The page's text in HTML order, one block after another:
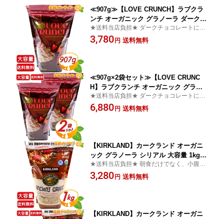
≪907g≫【LOVE CRUNCH】ラブクラ
ンチ オーガニック グラノーラ ダークチ
ョコレート＆レッドベリー 大容量 有機
グラノーラ シリアル 有機 グラノラ オ
★送料当店負担★ ダークチョコレートに、
甘酸っぱい有機ストロベリーの組み合わせ
が美味しい♪
3,780 円 送料無料
≪907g×2袋セット≫【LOVE CRUNC
H】ラブクランチ オーガニック グラノ
ーラ ダークチョコレート＆レッドベリ
ー 大容量 有機 グラノーラ シリアル 有
★送料当店負担★ ダークチョコレートに、
甘酸っぱい有機ストロベリーの組み合わせ
が美味しい♪
6,880 円 送料無料
【KIRKLAND】カークランド オーガニ
ック グラノーラ シリアル 大容量 1kg /
1000g 有機 グラノーラ プロバイオティ
ック グラノーラ アーモンド入り オーツ
★送料当店負担★ 朝食だけでなく、小腹が
空いた時にもおすすめです！ほんのり甘く
て美味しい♪
3,280 円 送料無料
【KIRKLAND】カークランド オーガニ